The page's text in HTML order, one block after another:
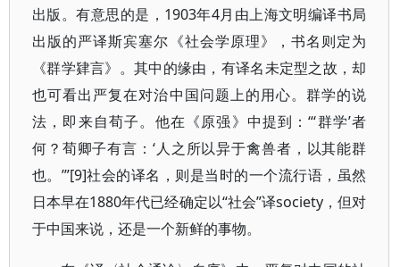
出版。有意思的是，1903年4月由上海文明编译书局
出版的严译斯宾塞尔《社会学原理》，书名则定为
《群学肄言》。其中的缘由，有译名未定型之故，却
也可看出严复在对治中国问题上的用心。群学的说
法，即来自荀子。他在《原强》中提到：“‘群学’者
何？荀卿子有言：‘人之所以异于禽兽者，以其能群
也。’”[9]社会的译名，则是当时的一个流行语，虽然
日本早在1880年代已经确定以“社会”译society，但对
于中国来说，还是一个新鲜的事物。